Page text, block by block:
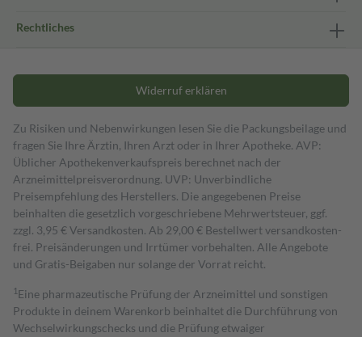
Rechtliches
Widerruf erklären
Zu Risiken und Nebenwirkungen lesen Sie die Packungsbeilage und
fragen Sie Ihre Ärztin, Ihren Arzt oder in Ihrer Apotheke. AVP:
Üblicher Apothekenverkaufspreis berechnet nach der
Arzneimittelpreisverordnung. UVP: Unverbindliche
Preisempfehlung des Herstellers. Die angegebenen Preise
beinhalten die gesetzlich vorgeschriebene Mehrwertsteuer, ggf.
zzgl. 3,95 € Versandkosten. Ab 29,00 € Bestell­wert versand­kosten­
frei. Preisänderungen und Irrtümer vorbehalten. Alle Angebote
und Gratis-Beigaben nur solange der Vorrat reicht.
1 Eine pharmazeutische Prüfung der Arzneimittel und sonstigen
Produkte in deinem Warenkorb beinhaltet die Durchführung von
Wechselwirkungschecks und die Prüfung etwaiger